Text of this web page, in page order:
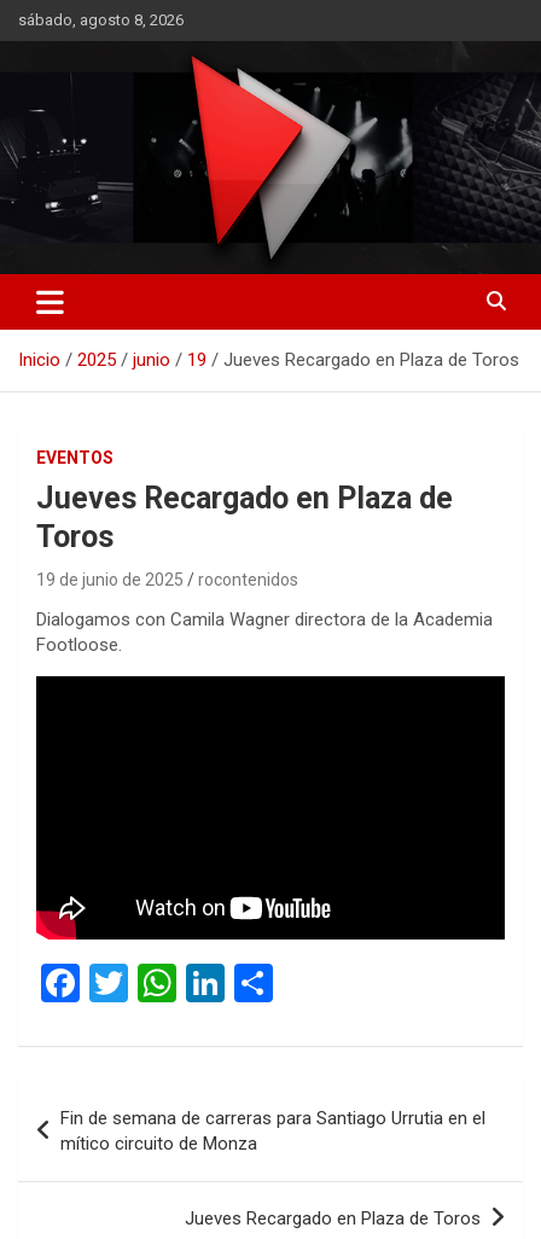
Saltar
al
sábado, agosto 8, 2026
RO CONTENIDOS
Inicio 2025 junio 19 Jueves Recargado en Plaza de Toros
EVENTOS
Jueves Recargado en Plaza de
Toros
19 de junio de 2025 rocontenidos
Dialogamos con Camila Wagner directora de la Academia
Footloose.
F
ce
b
o
o
T
tt
W
at
s
A
p
p
Li
ke
n
m
ar
tir
de
entradas
Fin de semana de carreras para Santiago Urrutia en el
mítico circuito de Monza
Jueves Recargado en Plaza de Toros